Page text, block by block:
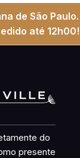
de São Paulo.
até 12h00!
do
presente